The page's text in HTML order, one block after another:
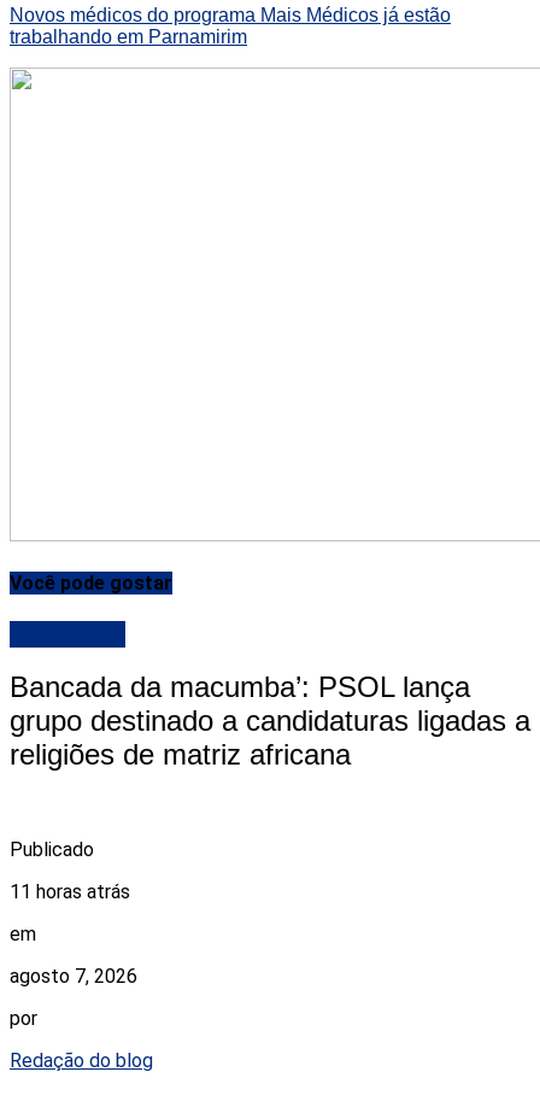
Novos médicos do programa Mais Médicos já estão
trabalhando em Parnamirim
Você pode gostar
Bancada da macumba’: PSOL lança
grupo destinado a candidaturas ligadas a
religiões de matriz africana
Publicado
11 horas atrás
em
agosto 7, 2026
por
Redação do blog